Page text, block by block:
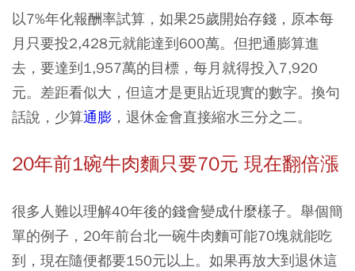
以7%年化報酬率試算，如果25歲開始存錢，原本每
月只要投2,428元就能達到600萬。但把通膨算進
去，要達到1,957萬的目標，每月就得投入7,920
元。差距看似大，但這才是更貼近現實的數字。換句
話說，少算通膨 ，退休金會直接縮水三分之二。
20年前1碗牛肉麵只要70元 現在翻倍漲
很多人難以理解40年後的錢會變成什麼樣子。舉個簡
單的例子，20年前台北一碗牛肉麵可能70塊就能吃
到，現在隨便都要150元以上。如果再放大到退休這